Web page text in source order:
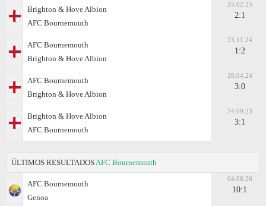
Brighton & Hove Albion
AFC Bournemouth
25.02.25
2:1
AFC Bournemouth
Brighton & Hove Albion
23.11.24
1:2
AFC Bournemouth
Brighton & Hove Albion
28.04.24
3:0
Brighton & Hove Albion
AFC Bournemouth
24.09.23
3:1
ÚLTIMOS RESULTADOS AFC Bournemouth
AFC Bournemouth
Genoa
04.08.26
10:1